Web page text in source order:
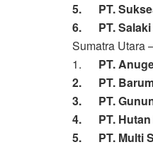
5. PT.
6. PT. Salaki
Sumatra Utara
1. PT.
2. PT.
3. PT.
4. PT. Hutan
5. PT. Multi